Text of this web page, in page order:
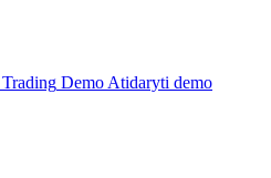
Trading Demo Atidaryti demo